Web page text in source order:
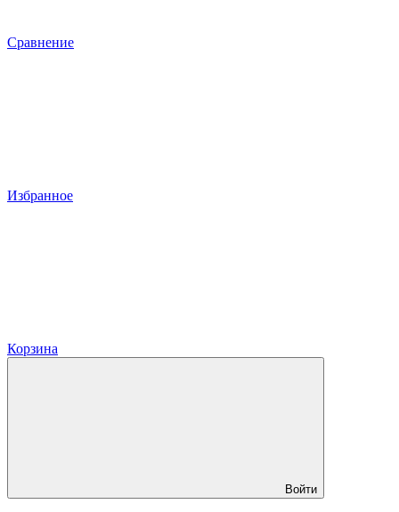
Сравнение
Избранное
Корзина
Войти